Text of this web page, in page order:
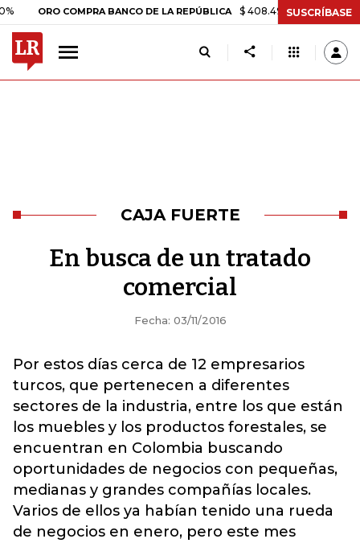
ORO COMPRA BANCO DE LA REPÚBLICA $ 408.498,97 +$ 8.753,81
SUSCRÍBASE
CAJA FUERTE
En busca de un tratado
comercial
Fecha: 03/11/2016
Por estos días cerca de 12 empresarios
turcos, que pertenecen a diferentes
sectores de la industria, entre los que están
los muebles y los productos forestales, se
encuentran en Colombia buscando
oportunidades de negocios con pequeñas,
medianas y grandes compañías locales.
Varios de ellos ya habían tenido una rueda
de negocios en enero, pero este mes